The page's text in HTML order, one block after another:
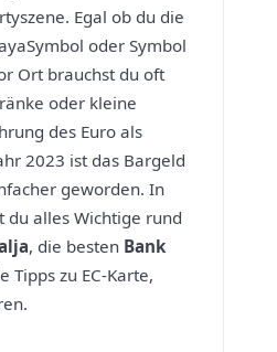
Egal ob du die
oder Symbol
Ort brauchst du oft
oder kleine
des Euro als
2023 ist das Bargeld
geworden. In
alles Wichtige rund
, die besten Bank
Tipps zu EC-Karte,